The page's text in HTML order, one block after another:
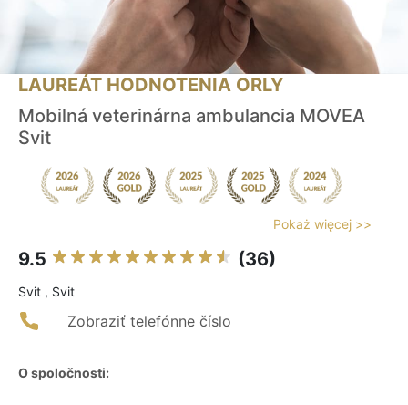
LAUREÁT HODNOTENIA ORLY
Mobilná veterinárna ambulancia MOVEA
Svit
Pokaż więcej >>
9.5 (36)
Svit , Svit
Zobraziť telefónne číslo
O spoločnosti: